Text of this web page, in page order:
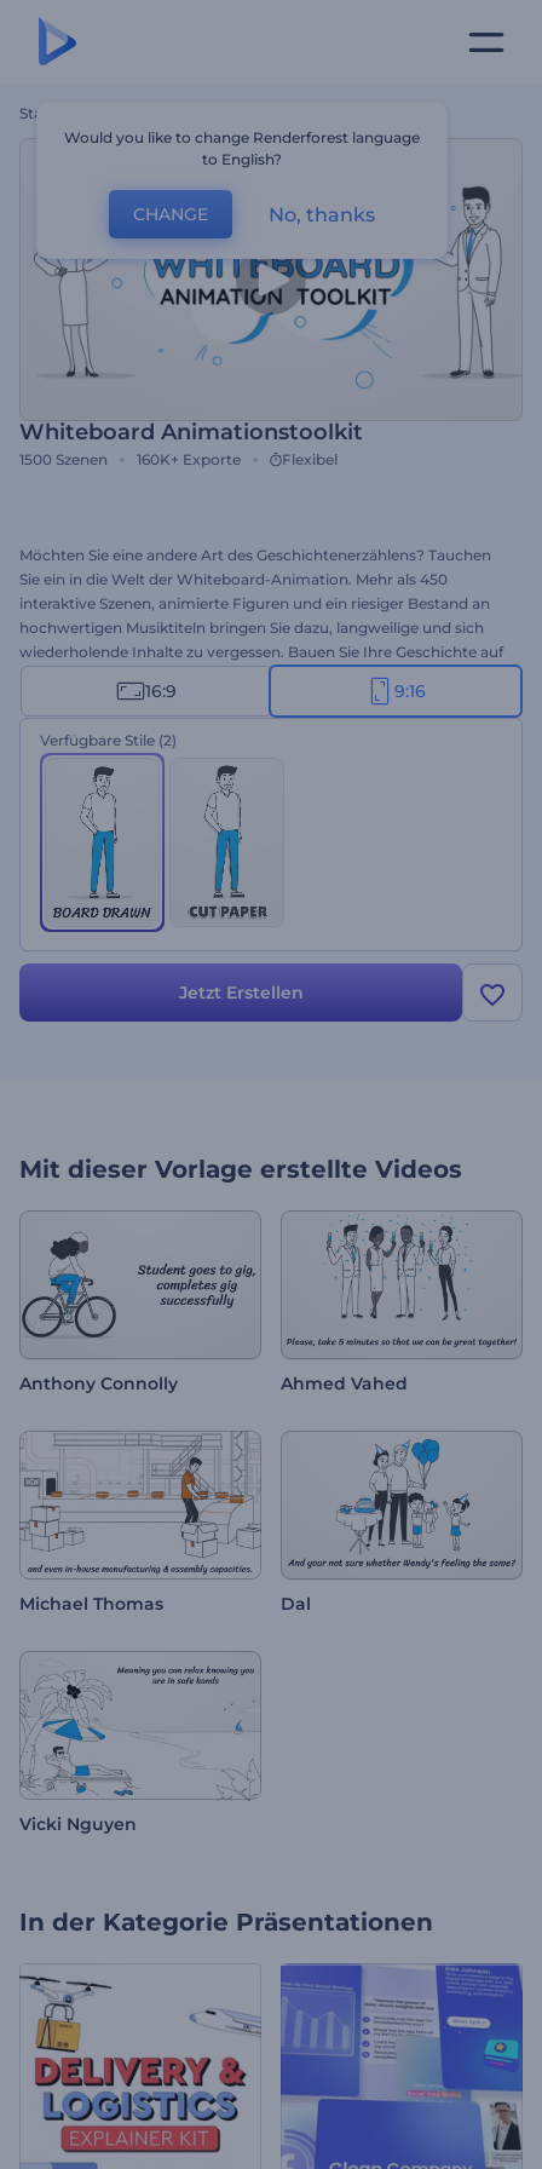
Startseite
Whiteboard Animationstoolkit
1500 Szenen 160K+ Exporte Flexibel
Möchten Sie eine andere Art des Geschichtenerzählens? Tauchen
Sie ein in die Welt der Whiteboard-Animation. Mehr als 450
interaktive Szenen, animierte Figuren und ein riesiger Bestand an
hochwertigen Musiktiteln bringen Sie dazu, langweilige und sich
wiederholende Inhalte zu vergessen. Bauen Sie Ihre Geschichte auf
und verwandeln Sie sie in wenigen Minuten in ein beeindruckendes
Video. Perfekt für Geschäftseinführungen, animierte Werbespots,
Erklärvideos, Werbung und vieles mehr. Klingt beeindruckend?
Verpassen Sie nicht Ihre Chance, sofort und kostenlos eine super-
einprägsame Whiteboard Animation zu erstellen.
16:9 9:16
Verfügbare Stile (2)
Jetzt Erstellen
Mit dieser Vorlage erstellte Videos
Anthony Connolly Ahmed Vahed
Michael Thomas Dal
Vicki Nguyen
In der Kategorie Präsentationen
Would you like to change Renderforest language
to English?
CHANGE No, thanks